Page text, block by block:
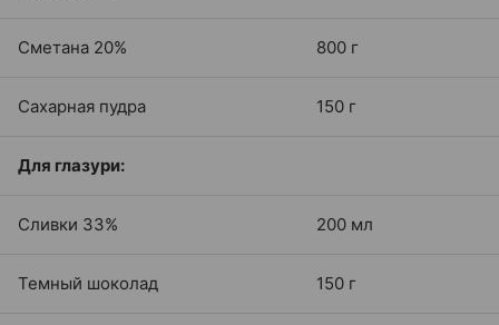
Сметана 20% 800 г
Сахарная пудра 150 г
Для глазури:
Сливки 33% 200 мл
Темный шоколад 150 г